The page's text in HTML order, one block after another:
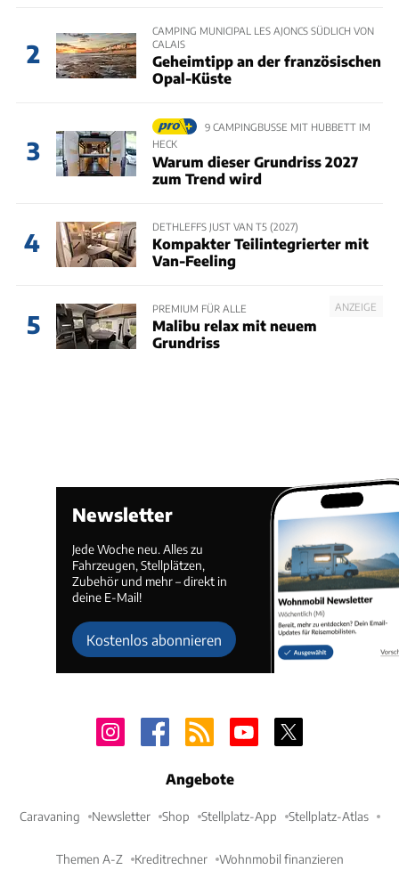
2
CAMPING MUNICIPAL LES AJONCS SÜDLICH VON
CALAIS
Geheimtipp an der französischen
Opal-Küste
3
9 CAMPINGBUSSE MIT HUBBETT IM
HECK
Warum dieser Grundriss 2027
zum Trend wird
4
DETHLEFFS JUST VAN T5 (2027)
Kompakter Teilintegrierter mit
Van-Feeling
5
ANZEIGE
PREMIUM FÜR ALLE
Malibu relax mit neuem
Grundriss
Newsletter
Jede Woche neu. Alles zu
Fahrzeugen, Stellplätzen,
Zubehör und mehr – direkt in
deine E-Mail!
Kostenlos abonnieren
Angebote
Caravaning Newsletter Shop Stellplatz-App Stellplatz-Atlas
Themen A-Z Kreditrechner Wohnmobil finanzieren